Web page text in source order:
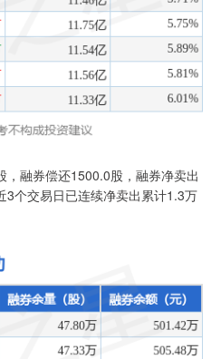
融券偿还1500.0股，融券净卖出
个交易日已连续净卖出累计1.3万